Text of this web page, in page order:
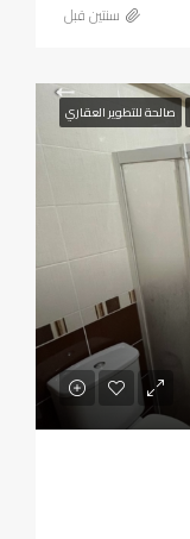
‏سنتين قبل
صالحة للتطوير العقاري